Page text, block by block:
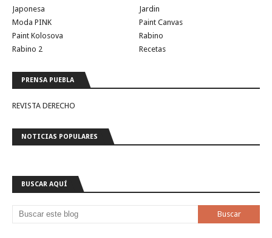
Japonesa
Jardin
Moda PINK
Paint Canvas
Paint Kolosova
Rabino
Rabino 2
Recetas
PRENSA PUEBLA
REVISTA DERECHO
NOTICIAS POPULARES
BUSCAR AQUÍ